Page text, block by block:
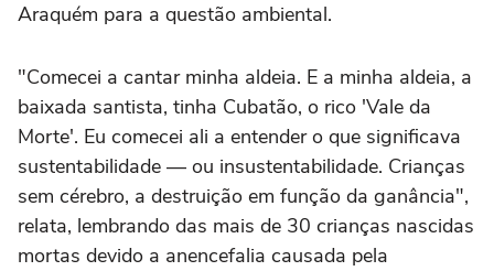
Araquém para a questão ambiental.
"Comecei a cantar minha aldeia. E a minha aldeia, a
baixada santista, tinha Cubatão, o rico 'Vale da
Morte'. Eu comecei ali a entender o que significava
sustentabilidade — ou insustentabilidade. Crianças
sem cérebro, a destruição em função da ganância",
relata, lembrando das mais de 30 crianças nascidas
mortas devido a anencefalia causada pela